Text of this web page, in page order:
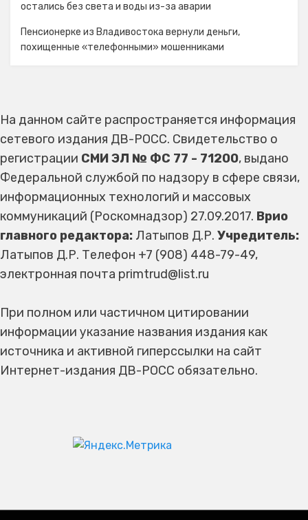
остались без света и воды из-за аварии
Пенсионерке из Владивостока вернули деньги,
похищенные «телефонными» мошенниками
На данном сайте распространяется информация
сетевого издания ДВ-РОСС. Свидетельство о
регистрации СМИ ЭЛ № ФС 77 - 71200, выдано
Федеральной службой по надзору в сфере связи,
информационных технологий и массовых
коммуникаций (Роскомнадзор) 27.09.2017. Врио
главного редактора: Латыпов Д.Р. Учредитель:
Латыпов Д.Р. Телефон +7 (908) 448-79-49,
электронная почта primtrud@list.ru
При полном или частичном цитировании
информации указание названия издания как
источника и активной гиперссылки на сайт
Интернет-издания ДВ-РОСС обязательно.